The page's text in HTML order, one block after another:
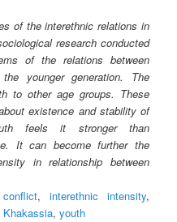
of the interethnic relations in
research conducted
of the relations between
younger generation. The
to other age groups. These
existence and stability of
feels it stronger than
It can become further the
in relationship between
,interethnic intensity,
Khakassia,youth